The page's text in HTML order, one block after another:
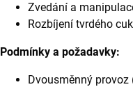
Zvedání a
Rozbíjení tvrdého
Podmínky a požadavky:
Dvousměnný